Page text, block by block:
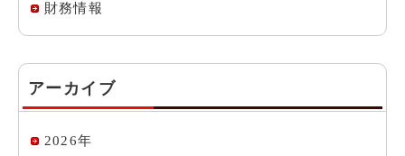
財務情報
アーカイブ
2026年